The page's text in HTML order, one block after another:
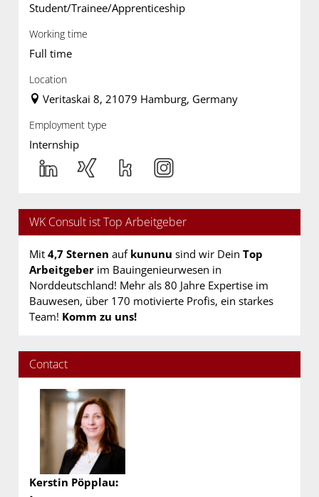
Student/Trainee/Apprenticeship
Working time
Full time
Location
Veritaskai 8, 21079 Hamburg, Germany
Employment type
Internship
WK Consult ist Top Arbeitgeber
Mit4,7 Sternen aufkununu sind wir Dein Top
Arbeitgeber im Bauingenieurwesen in
Norddeutschland! Mehr als 80 Jahre Expertise im
Bauwesen, über 170 motivierte Profis, ein starkes
Team! Komm zu uns!
Contact
Kerstin Pöpplau: